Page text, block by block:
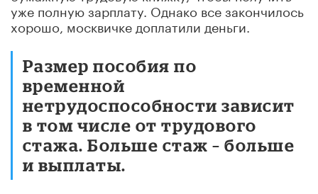
уже полную зарплату. Однако все закончилось
хорошо, москвичке доплатили деньги.
Размер пособия по
временной
нетрудоспособности зависит
в том числе от трудового
стажа. Больше стаж – больше
и выплаты.